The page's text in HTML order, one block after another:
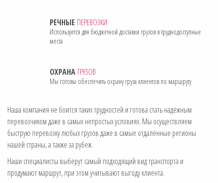
РЕЧНЫЕ ПЕРЕВОЗКИ
Используется для бюджетной доставки грузов в труднодоступные
места
ОХРАНА ГРУЗОВ
Мы готовы обеспечить охрану груза клиентов по маршруту
Наша компания не боится таких трудностей и готова стать надёжным
перевозчиком даже в самых непростых условиях. Мы осуществляем
быструю перевозку любых грузов даже в самые отдалённые регионы
нашей страны, а также за рубеж.
Наши специалисты выберут самый подходящий вид транспорта и
продумают маршрут, при этом учитывают выгоду клиента.